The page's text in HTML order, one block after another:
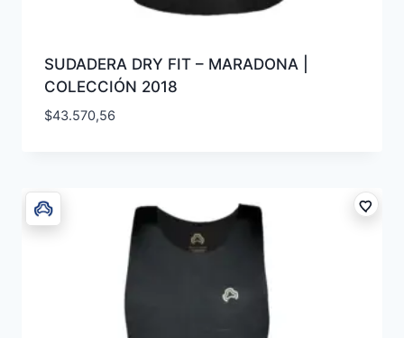
SUDADERA DRY FIT – MARADONA |
COLECCIÓN 2018
$43.570,56